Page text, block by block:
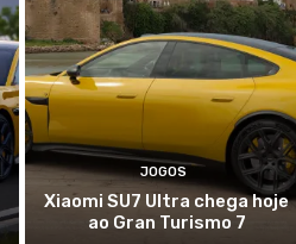
JOGOS
Xiaomi SU7 Ultra chega hoje
ao Gran Turismo 7